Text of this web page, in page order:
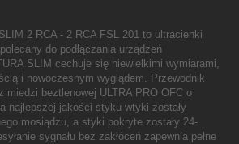
2 RCA - 2 RCA FSL 201 to ultracienki
do podłączania urządzeń
SLIM cechuje się niewielkimi wymiarami,
i nowoczesnym wyglądem. Przewodnik
miedzi beztlenowej ULTRA PRO OFC o
najlepszej jakości styku wtyki zostały
mosiądzu, a styki pokryte zostały 24-
sygnału bez zakłóceń zapewnia pełne